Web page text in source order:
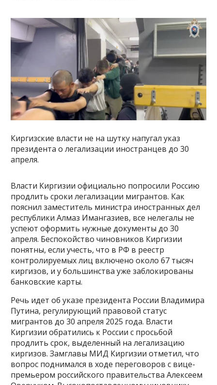
Киргизские власти не на шутку напугал указ
президента о легализации иностранцев до 30
апреля.
Власти Киргизии официально попросили Россию
продлить сроки легализации мигрантов. Как
пояснил заместитель министра иностранных дел
республики Алмаз Имангазиев, все нелегалы не
успеют оформить нужные документы до 30
апреля. Беспокойство чиновников Киргизии
понятны, если учесть, что в РФ в реестр
контролируемых лиц включено около 67 тысяч
киргизов, и у большинства уже заблокированы
банковские карты.
Речь идет об указе президента России Владимира
Путина, регулирующий правовой статус
мигрантов до 30 апреля 2025 года. Власти
Киргизии обратились к России с просьбой
продлить срок, выделенный на легализацию
киргизов. Замглавы МИД Киргизии отметил, что
вопрос поднимался в ходе переговоров с вице-
премьером российского правительства Алексеем